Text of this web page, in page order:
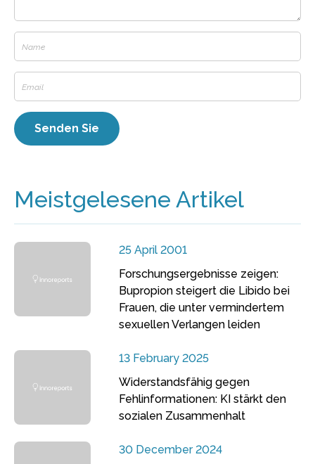
Meistgelesene Artikel
25 April 2001
Forschungsergebnisse zeigen:
Bupropion steigert die Libido bei
Frauen, die unter vermindertem
sexuellen Verlangen leiden
13 February 2025
Widerstandsfähig gegen
Fehlinformationen: KI stärkt den
sozialen Zusammenhalt
30 December 2024